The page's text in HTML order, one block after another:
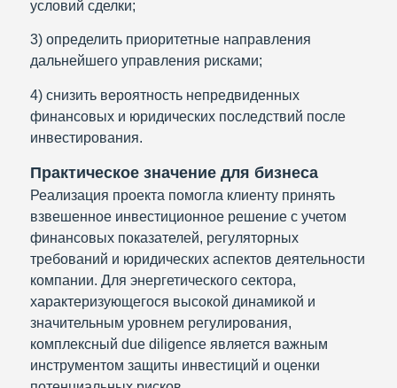
условий сделки;
3) определить приоритетные направления
дальнейшего управления рисками;
4) снизить вероятность непредвиденных
финансовых и юридических последствий после
инвестирования.
Практическое значение для бизнеса
Реализация проекта помогла клиенту принять
взвешенное инвестиционное решение с учетом
финансовых показателей, регуляторных
требований и юридических аспектов деятельности
компании. Для энергетического сектора,
характеризующегося высокой динамикой и
значительным уровнем регулирования,
комплексный due diligence является важным
инструментом защиты инвестиций и оценки